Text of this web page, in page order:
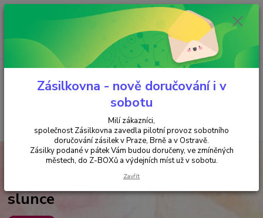
Minimální hodnota objednávky je 200 kč. Při nákupu nad 2000,- Kč je
požadována platba předem na účet.
Menu
+420 737 737 037
(Po-Pá, 9-18 hod.)
za
PRO DĚTI Meditační polštář - dětský - slunce
Meditační polštář - dětský -
slunce
Zásilkovna - nově doručování i v
sobotu
Milí zákazníci,
společnost Zásilkovna zavedla pilotní provoz sobotního
doručování zásilek v Praze, Brně a v Ostravě.
Zásilky podané v pátek Vám budou doručeny, ve zmíněných
městech, do Z-BOXů a výdejních míst už v sobotu.
Zavřít